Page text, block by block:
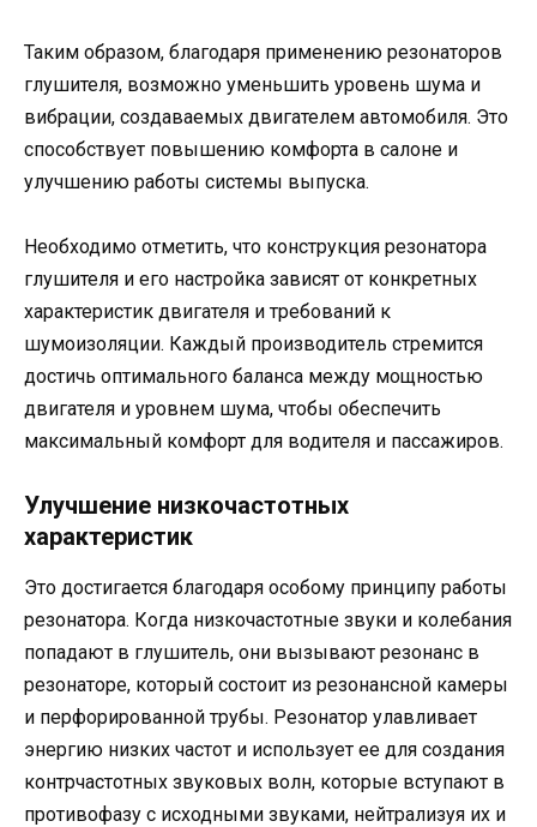
Таким образом, благодаря применению резонаторов
глушителя, возможно уменьшить уровень шума и
вибрации, создаваемых двигателем автомобиля. Это
способствует повышению комфорта в салоне и
улучшению работы системы выпуска.
Необходимо отметить, что конструкция резонатора
глушителя и его настройка зависят от конкретных
характеристик двигателя и требований к
шумоизоляции. Каждый производитель стремится
достичь оптимального баланса между мощностью
двигателя и уровнем шума, чтобы обеспечить
максимальный комфорт для водителя и пассажиров.
Улучшение низкочастотных
характеристик
Это достигается благодаря особому принципу работы
резонатора. Когда низкочастотные звуки и колебания
попадают в глушитель, они вызывают резонанс в
резонаторе, который состоит из резонансной камеры
и перфорированной трубы. Резонатор улавливает
энергию низких частот и использует ее для создания
контрчастотных звуковых волн, которые вступают в
противофазу с исходными звуками, нейтрализуя их и